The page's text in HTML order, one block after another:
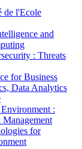
de l'Ecole
and
: Threats
for Business
Data Analytics
:
for